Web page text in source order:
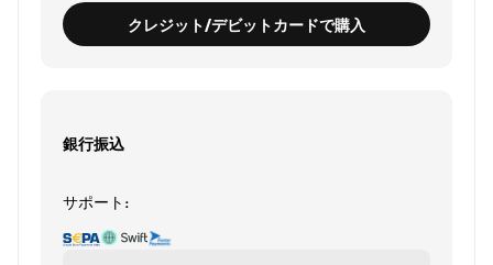
クレジット/デビットカードで購入
銀行振込
サポート: